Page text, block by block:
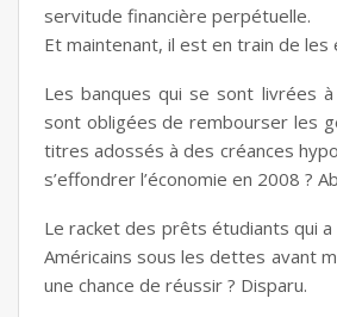
servitude financière perpétuelle.
Et maintenant, il est en train de les
Les banques qui se sont livrées
sont obligées de rembourser les
titres adossés à des créances
s’effondrer l’économie en 2008 ?
Le racket des prêts étudiants qui
Américains sous les dettes avant
une chance de réussir ? Disparu.